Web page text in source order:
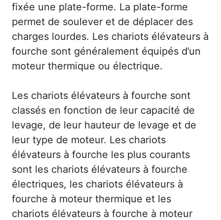
fixée une plate-forme. La plate-forme
permet de soulever et de déplacer des
charges lourdes. Les chariots élévateurs à
fourche sont généralement équipés d’un
moteur thermique ou électrique.
Les chariots élévateurs à fourche sont
classés en fonction de leur capacité de
levage, de leur hauteur de levage et de
leur type de moteur. Les chariots
élévateurs à fourche les plus courants
sont les chariots élévateurs à fourche
électriques, les chariots élévateurs à
fourche à moteur thermique et les
chariots élévateurs à fourche à moteur